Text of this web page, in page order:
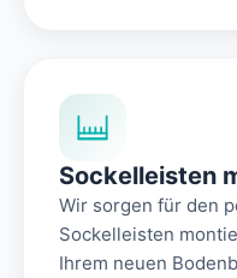
Sockelleisten
Wir sorgen für den
Sockelleisten
Ihrem neuen